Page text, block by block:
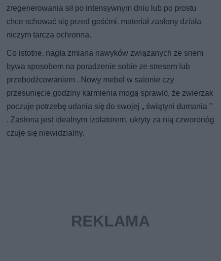
zregenerowania sił po intensywnym dniu lub po prostu
chce schować się przed gośćmi, materiał zasłony działa
niczym tarcza ochronna.
Co istotne, nagła zmiana nawyków związanych ze snem
bywa sposobem na poradzenie sobie ze stresem lub
przebodźcowaniem . Nowy mebel w salonie czy
przesunięcie godziny karmienia mogą sprawić, że zwierzak
poczuje potrzebę udania się do swojej „ świątyni dumania "
. Zasłona jest idealnym izolatorem, ukryty za nią czworonóg
czuje się niewidzialny.